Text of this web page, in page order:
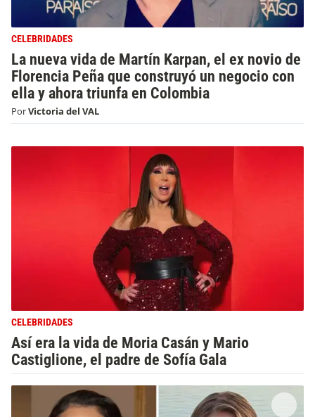
CELEBRIDADES
La nueva vida de Martín Karpan, el ex novio de
Florencia Peña que construyó un negocio con
ella y ahora triunfa en Colombia
PorVictoria del VAL
CELEBRIDADES
Así era la vida de Moria Casán y Mario
Castiglione, el padre de Sofía Gala